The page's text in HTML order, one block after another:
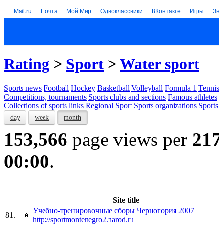
Mail.ru Почта Мой Мир Одноклассники ВКонтакте Игры
Rating > Sport > Water sport
Sports news Football Hockey Basketball Volleyball Formula 1 Tennis
Competitions, tournaments Sports clubs and sections Famous athletes
Collections of sports links Regional Sport Sports organizations
day week month
153,566 page views per
00:00.
Site title
81.
Учебно-тренировочные сборы Черногория 2007
http://sportmontenegro2.narod.ru